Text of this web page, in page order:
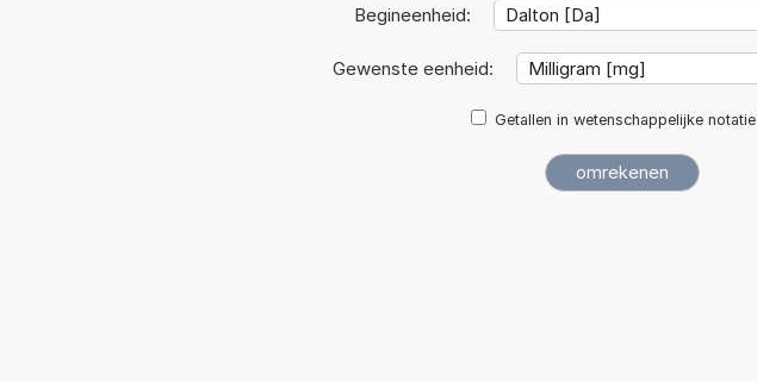
Begineenheid:
Gewenste eenheid:
Getallen in wetenschappelijke notatie